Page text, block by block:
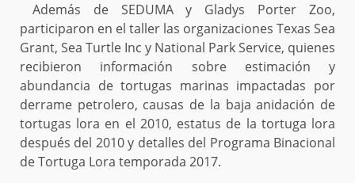
Además de SEDUMA y Gladys Porter Zoo,
participaron en el taller las organizaciones Texas Sea
Grant, Sea Turtle Inc y National Park Service, quienes
recibieron información sobre estimación y
abundancia de tortugas marinas impactadas por
derrame petrolero, causas de la baja anidación de
tortugas lora en el 2010, estatus de la tortuga lora
después del 2010 y detalles del Programa Binacional
de Tortuga Lora temporada 2017.